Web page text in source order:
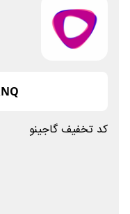
کد تخفیف گاجینو